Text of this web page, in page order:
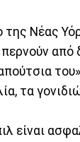
της Νέας
από
τα
είναι